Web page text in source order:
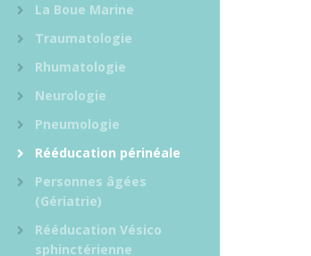
La Boue Marine
Traumatologie
Rhumatologie
Neurologie
Pneumologie
Rééducation périnéale
Personnes âgées
(Gériatrie)
Rééducation Vésico
sphinctérienne